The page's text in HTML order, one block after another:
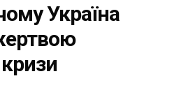
Україна